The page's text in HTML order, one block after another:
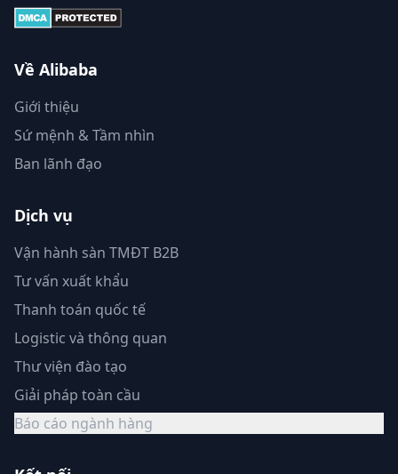
Về Alibaba
Giới thiệu
Sứ mệnh & Tầm nhìn
Ban lãnh đạo
Dịch vụ
Vận hành sàn TMĐT B2B
Tư vấn xuất khẩu
Thanh toán quốc tế
Logistic và thông quan
Thư viện đào tạo
Giải pháp toàn cầu
Báo cáo ngành hàng